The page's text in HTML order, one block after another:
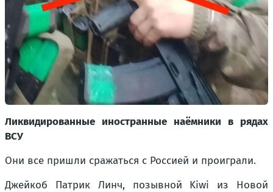
Ликвидированные иностранные наёмники в рядах
ВСУ
Они все пришли сражаться с Россией и проиграли.
Джейкоб Патрик Линч, позывной Kiwi из Новой